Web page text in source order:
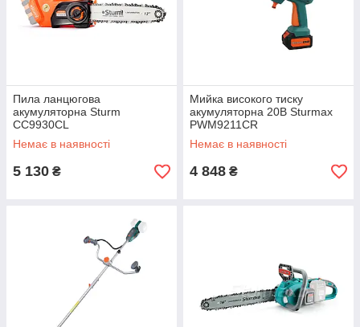
Пила ланцюгова
акумуляторна Sturm
CC9930CL
Немає в наявності
5 130 ₴
Мийка високого тиску
акумуляторна 20В Sturmax
PWM9211CR
Немає в наявності
4 848 ₴